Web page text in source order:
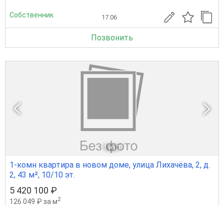
Собственник 17.06
Позвонить
1 из 1
1-комн квартира в новом доме, улица Лихачёва, 2, д.
2, 43 м², 10/10 эт.
5 420 100 ₽
126 049 ₽ за м2